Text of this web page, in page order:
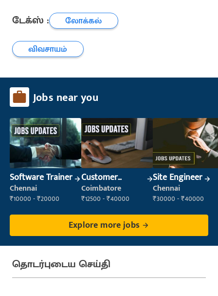
டேக்ஸ் :
லோக்கல்
விவசாயம்
Jobs near you
Software Trainer
Chennai
₹10000 - ₹20000
Customer
Support Officer
Coimbatore
₹12500 - ₹40000
Site Engineer
Chennai
₹30000 - ₹40000
Explore more jobs
தொடர்புடைய செய்தி